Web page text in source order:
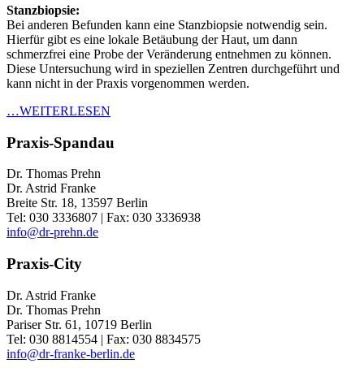
Stanzbiopsie:
Bei anderen Befunden kann eine Stanzbiopsie notwendig sein.
Hierfür gibt es eine lokale Betäubung der Haut, um dann
schmerzfrei eine Probe der Veränderung entnehmen zu können.
Diese Untersuchung wird in speziellen Zentren durchgeführt und
kann nicht in der Praxis vorgenommen werden.
…WEITERLESEN
Praxis-Spandau
Dr. Thomas Prehn
Dr. Astrid Franke
Breite Str. 18, 13597 Berlin
Tel: 030 3336807 | Fax: 030 3336938
info@dr-prehn.de
Praxis-City
Dr. Astrid Franke
Dr. Thomas Prehn
Pariser Str. 61, 10719 Berlin
Tel: 030 8814554 | Fax: 030 8834575
info@dr-franke-berlin.de